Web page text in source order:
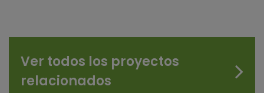
Ver todos los proyectos
relacionados